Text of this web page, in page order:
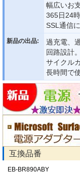
幅広いお
365日24
SSL通信
新品の出品:
過充電、
回路設計。
サイクル
長時間で
互換品番
EB-BR890ABY